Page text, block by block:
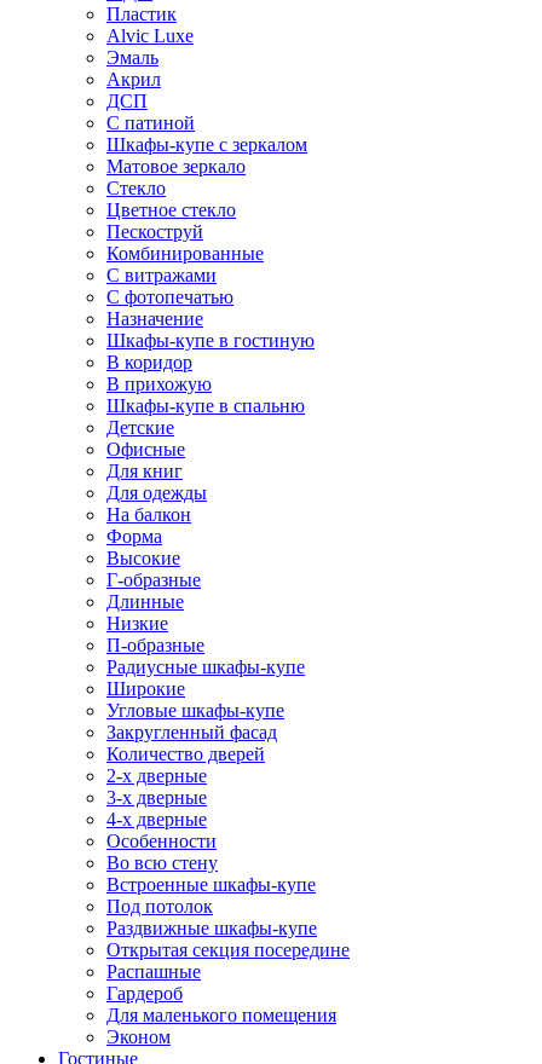
Пластик
Alvic Luxe
Эмаль
Акрил
ДСП
С патиной
Шкафы-купе с зеркалом
Матовое зеркало
Стекло
Цветное стекло
Пескоструй
Комбинированные
С витражами
С фотопечатью
Назначение
Шкафы-купе в гостиную
В коридор
В прихожую
Шкафы-купе в спальню
Детские
Офисные
Для книг
Для одежды
На балкон
Форма
Высокие
Г-образные
Длинные
Низкие
П-образные
Радиусные шкафы-купе
Широкие
Угловые шкафы-купе
Закругленный фасад
Количество дверей
2-х дверные
3-х дверные
4-х дверные
Особенности
Во всю стену
Встроенные шкафы-купе
Под потолок
Раздвижные шкафы-купе
Открытая секция посередине
Распашные
Гардероб
Для маленького помещения
Эконом
Гостиные